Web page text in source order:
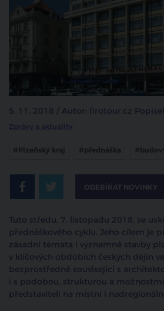
5. 11. 2018 / Autor: firotour.cz
Zprávy a aktuality
#Plzeňský kraj #přednáška
ODEBÍRAT NOVINKY
Tuto středu, 7. listopadu 2018, se
přednáškového cyklu. Jeho cílem je
zásadní témata i významné stavby
v klíčových obdobích českých dějin
bezprostředně související s
i s podobou, strukturou a
představiteli na místní i